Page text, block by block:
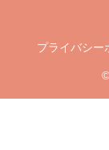
プライバシー